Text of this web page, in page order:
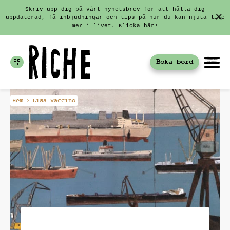
Fortsätt
till
innehållet
Skriv upp dig på vårt nyhetsbrev för att hålla dig
uppdaterad, få inbjudningar och tips på hur du kan njuta lite
mer i livet. Klicka här!
Boka bord
Hem Lisa Vaccino